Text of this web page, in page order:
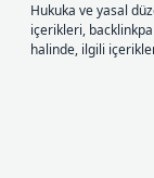
Hukuka ve yasal
içerikleri,
halinde, ilgili